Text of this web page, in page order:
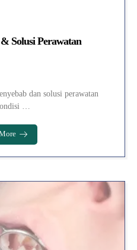
Solusi Perawatan
dan solusi perawatan
…